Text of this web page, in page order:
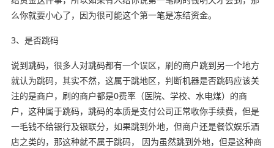
么你就要小心了，因为很可能这个第一笔是冻结资金。
3、是否跳码
说到跳码，很多人对跳码都有一个误区，刷的商户跳到另一个地方
就认为跳码，其实不然，这属于跳地区，判断机器是否跳码应该关
注的是商户，刷的商户都是0费率（医院、学校、水电煤）的商
户，这种属于跳码，跳码的本质是支付公司正常收你手续费，但是
一毛钱不给银行及银联分，如果跳到外地，但商户还是餐饮娱乐酒
店之类的，那这种就不属于跳码， 因为虽然跳到外地，但是这种商